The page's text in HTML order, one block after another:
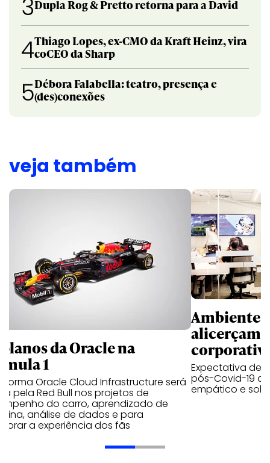
3Dupla Rog & Pretto retorna para a David
4Thiago Lopes, ex-CMO da Kraft Heinz, vira
coCEO da Sharp
5Débora Falabella: teatro, presença e
(des)conexões
veja também
da Oracle na
1
Oracle Cloud Infrastructure será
pela Red Bull nos projetos de
do carro, aprendizado de
análise de dados e para
a experiência dos fãs
Ambientes
alicerçam
Expectativa de
pós-Covid-19
empático e